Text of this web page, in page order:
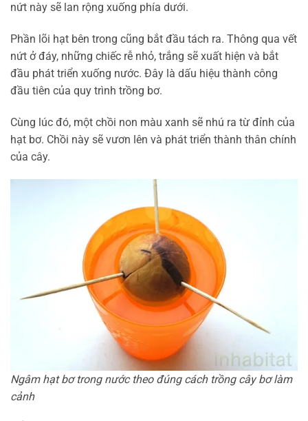
nứt này sẽ lan rộng xuống phía dưới.
Phần lõi hạt bên trong cũng bắt đầu tách ra. Thông qua vết
nứt ở đáy, những chiếc rễ nhỏ, trắng sẽ xuất hiện và bắt
đầu phát triển xuống nước. Đây là dấu hiệu thành công
đầu tiên của quy trình trồng bơ.
Cùng lúc đó, một chồi non màu xanh sẽ nhú ra từ đỉnh của
hạt bơ. Chồi này sẽ vươn lên và phát triển thành thân chính
của cây.
Ngâm hạt bơ trong nước theo đúng cách trồng cây bơ làm
cảnh